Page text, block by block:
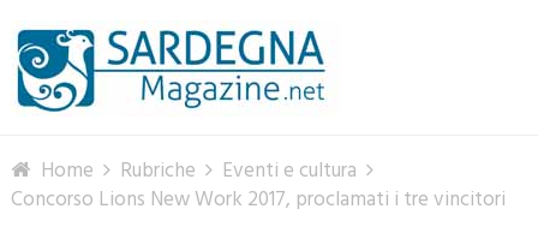
Home Rubriche
Eventi e cultura
Concorso Lions New Work 2017, proclamati i tre vincitori